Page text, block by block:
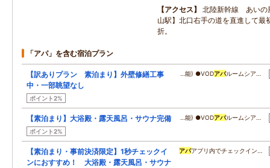
アクセス
北陸新幹線 あいの
山駅】北口右手の道を直進して最
折。
「アパ」を含む宿泊プラン
【訳ありプラン 素泊まり】外壁修繕工事
中・一部眺望なし
ポイント2%
…能) ●VODアパルームシア…
【素泊まり】大浴殿・露天風呂・サウナ完備
ポイント2%
…能) ●VODアパルームシア…
【素泊まり・事前決済限定】1秒チェックイ
ンにおすすめ！ 大浴殿・露天風呂・サウナ
アパアプリ内でチェックイン…